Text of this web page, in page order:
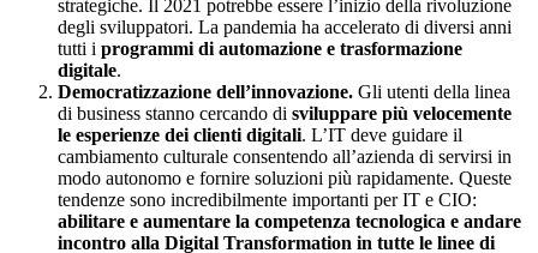
strategiche. Il 2021 potrebbe essere l’inizio della rivoluzione
degli sviluppatori. La pandemia ha accelerato di diversi anni
tutti i programmi di automazione e trasformazione
digitale.
Democratizzazione dell’innovazione. Gli utenti della linea
di business stanno cercando di sviluppare più velocemente
le esperienze dei clienti digitali. L’IT deve guidare il
cambiamento culturale consentendo all’azienda di servirsi in
modo autonomo e fornire soluzioni più rapidamente. Queste
tendenze sono incredibilmente importanti per IT e CIO:
abilitare e aumentare la competenza tecnologica e andare
incontro alla Digital Transformation in tutte le linee di